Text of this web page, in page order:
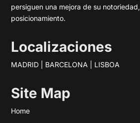
persiguen una mejora de su
posicionamiento.
Localizaciones
MADRID | BARCELONA | LISBOA
Site Map
Home